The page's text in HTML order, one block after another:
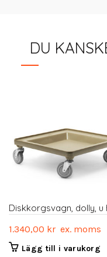
DU
Diskkorgsvagn, dolly, u
1.340,00 kr ex. moms
Lägg till i varukorg